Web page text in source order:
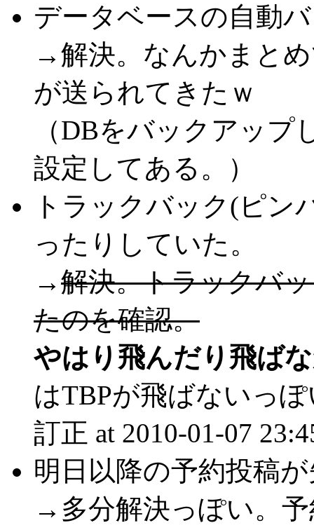
データベースの自動
→解決。なんかまと
が送られてきたｗ
（DBをバックアッ
設定してある。）
トラックバック(ピン
ったりしていた。
→解決。トラックバ
たのを確認。
やはり飛んだり飛ば
はTBPが飛ばないっ
訂正 at 2010-01-07
明日以降の予約投稿
→多分解決っぽい。